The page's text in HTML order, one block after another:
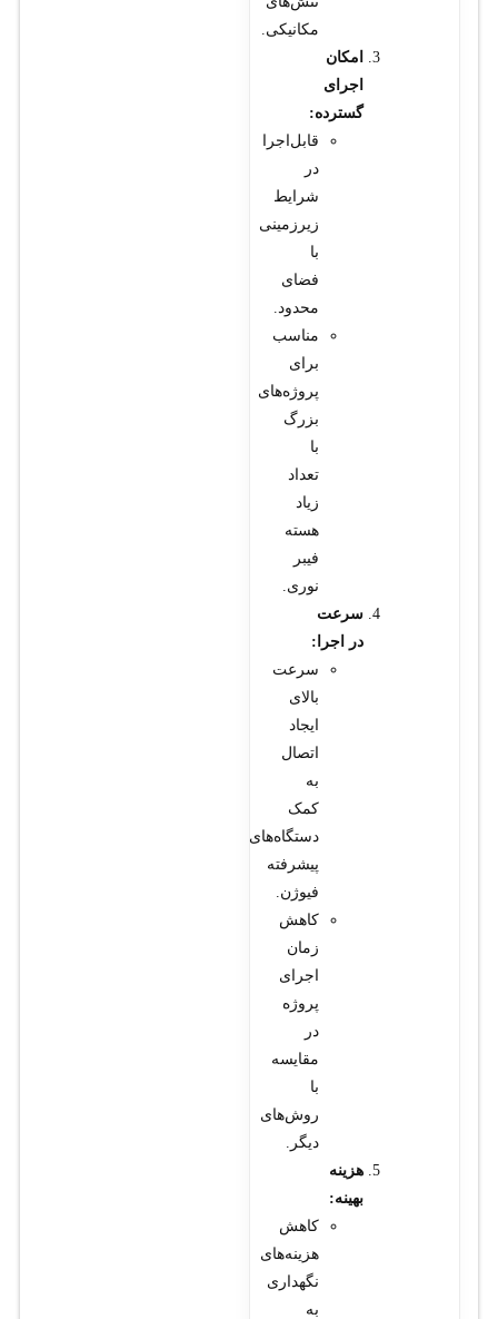
مکانیکی.
امکان
اجرای
گسترده:
قابل‌اجرا
در
شرایط
زیرزمینی
با
فضای
محدود.
مناسب
برای
پروژه‌های
بزرگ
با
تعداد
زیاد
هسته
فیبر
نوری.
سرعت
در اجرا:
سرعت
بالای
ایجاد
اتصال
به
کمک
دستگاه‌های
پیشرفته
فیوژن.
کاهش
زمان
اجرای
پروژه
در
مقایسه
با
روش‌های
دیگر.
هزینه
بهینه:
کاهش
هزینه‌های
نگهداری
به